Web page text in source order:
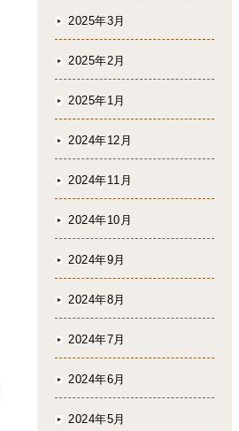
2025年3月
2025年2月
2025年1月
2024年12月
2024年11月
2024年10月
2024年9月
2024年8月
2024年7月
2024年6月
2024年5月